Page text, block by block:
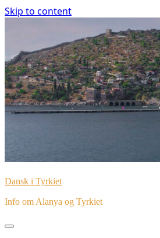
Skip to content
Dansk i Tyrkiet
Info om Alanya og Tyrkiet